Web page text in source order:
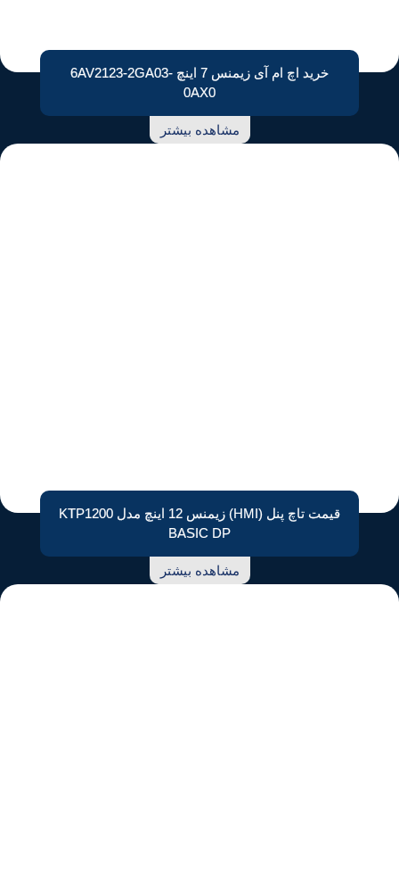
خرید اچ ام آی زیمنس 7 اینچ 6AV2123-2GA03-
0AX0
مشاهده بیشتر
قیمت تاچ پنل (HMI) زیمنس 12 اینچ مدل KTP1200
BASIC DP
مشاهده بیشتر